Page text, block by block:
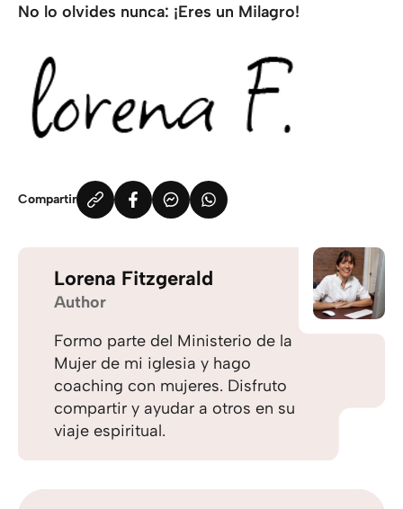
No lo olvides nunca: ¡Eres un Milagro!
Compartir
Lorena Fitzgerald
Author
Formo parte del Ministerio de la
Mujer de mi iglesia y hago
coaching con mujeres. Disfruto
compartir y ayudar a otros en su
viaje espiritual.